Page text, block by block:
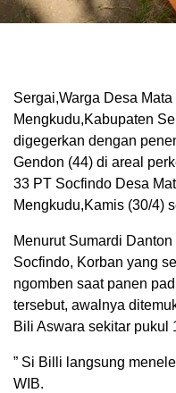
Sergai,Warga Desa
Mengkudu,Kabupaten
digegerkan dengan
Gendon (44) di areal
33 PT Socfindo Desa
Mengkudu,Kamis (30/4)
Menurut Sumardi
Socfindo, Korban yang
ngomben saat panen
tersebut, awalnya
Bili Aswara sekitar pukul
” Si Billi langsung
WIB.